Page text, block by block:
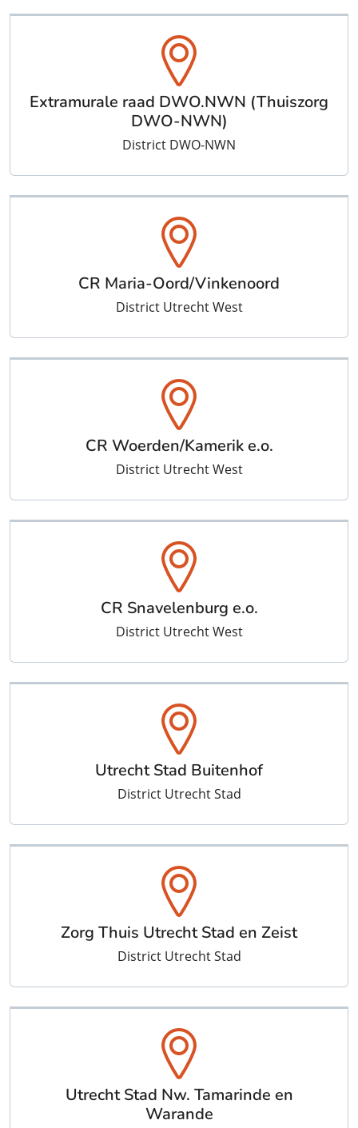
Extramurale raad DWO.NWN (Thuiszorg
DWO-NWN)
District DWO-NWN
CR Maria-Oord/Vinkenoord
District Utrecht West
CR Woerden/Kamerik e.o.
District Utrecht West
CR Snavelenburg e.o.
District Utrecht West
Utrecht Stad Buitenhof
District Utrecht Stad
Zorg Thuis Utrecht Stad en Zeist
District Utrecht Stad
Utrecht Stad Nw. Tamarinde en
Warande